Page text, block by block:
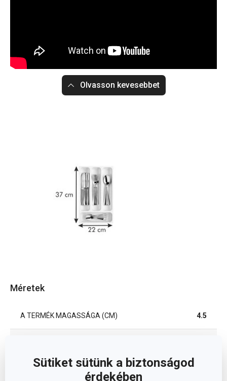
Sütiket sütünk a biztonságod
érdekében
Olvasson kevesebbet
Méretek
A TERMÉK MAGASSÁGA (CM) 4.5
A TERMÉK HOSSZA (CM)